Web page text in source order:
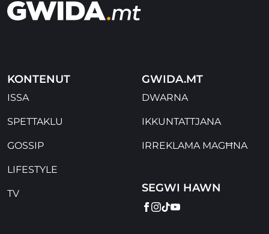
KONTENUT
ISSA
SPETTAKLU
GOSSIP
LIFESTYLE
TV
GWIDA.MT
DWARNA
IKKUNTATTJANA
IRREKLAMA MAGĦNA
SEGWI HAWN
FACEBOOK
INSTAGRAM
TIKTOK
YOUTUBE